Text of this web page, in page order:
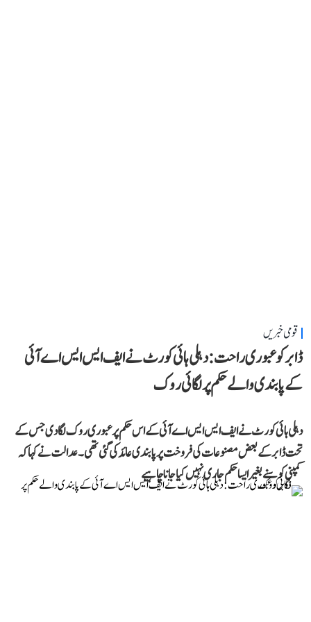
قومی خبریں
ڈابر کو عبوری راحت: دہلی ہائی کورٹ نے ایف ایس ایس اے آئی
کے پابندی والے حکم پر لگائی روک
دہلی ہائی کورٹ نے ایف ایس ایس اے آئی کے اس حکم پر عبوری روک لگا دی جس کے
تحت ڈابر کے بعض مصنوعات کی فروخت پر پابندی عائد کی گئی تھی۔ عدالت نے کہا کہ
کمپنی کو سنے بغیر ایسا حکم جاری نہیں کیا جانا چاہیے